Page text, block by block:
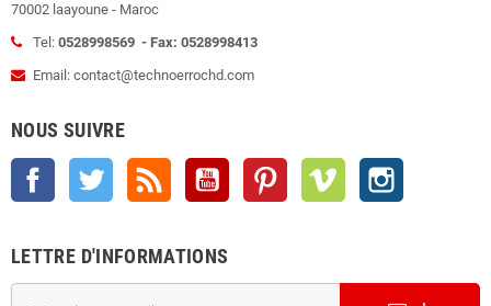
70002 laayoune - Maroc
Tel: 0528998569 - Fax: 0528998413
Email: contact@technoerrochd.com
NOUS SUIVRE
Facebook Twitter YouTube Pinterest Vimeo
LETTRE D'INFORMATIONS